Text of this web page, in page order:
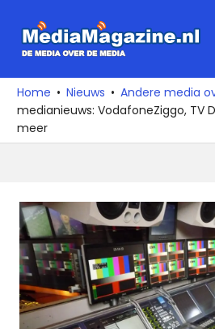
naar
media
over
de
media
Home Nieuws Andere media
medianieuws: VodafoneZiggo, TV
meer